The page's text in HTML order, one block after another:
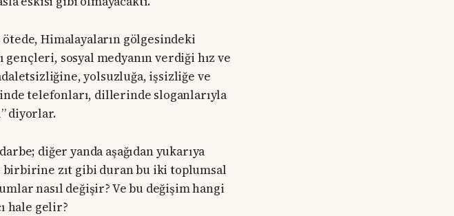
Himalayaların gölgesindeki
gençleri, sosyal medyanın verdiği hız ve
yolsuzluğa, işsizliğe ve
telefonları, dillerinde sloganlarıyla
diyorlar.
diğer yanda aşağıdan yukarıya
birbirine zıt gibi duran bu iki toplumsal
nasıl değişir? Ve bu değişim hangi
hale gelir?